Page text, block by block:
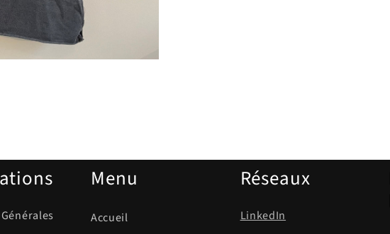
Menu
Accueil
Réseaux
LinkedIn